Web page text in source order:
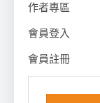
作者專區
會員登入
會員註冊